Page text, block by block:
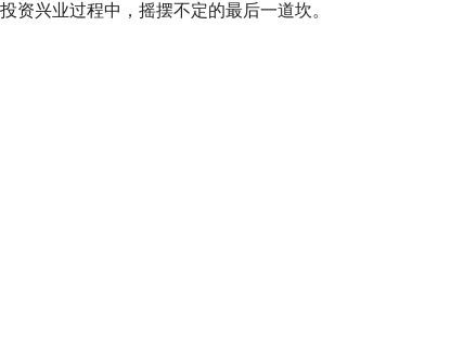
资兴业过程中，摇摆不定的最后一道坎。